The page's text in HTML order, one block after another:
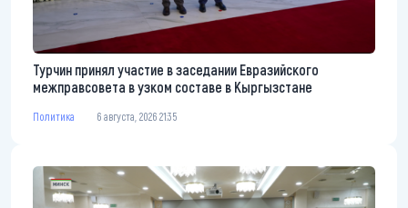
Турчин принял участие в заседании Евразийского
межправсовета в узком составе в Кыргызстане
Политика 6 августа, 2026 21:35